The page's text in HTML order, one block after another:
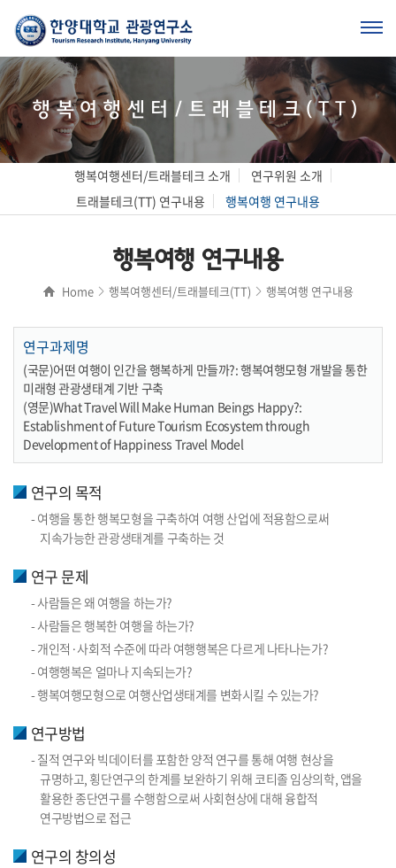
행복여행센터/트래블테크(TT)
행복여행센터/트래블테크 소개
연구위원 소개
트래블테크(TT) 연구내용
행복여행 연구내용
행복여행 연구내용
Home 행복여행센터/트래블테크(TT) 행복여행 연구내용
연구과제명
(국문)어떤 여행이 인간을 행복하게 만들까?: 행복여행모형 개발을 통한
미래형 관광생태계 기반 구축
(영문)What Travel Will Make Human Beings Happy?:
Establishment of Future Tourism Ecosystem through
Development of Happiness Travel Model
연구의 목적
- 여행을 통한 행복모형을 구축하여 여행 산업에 적용함으로써
지속가능한 관광생태계를 구축하는 것
연구 문제
- 사람들은 왜 여행을 하는가?
- 사람들은 행복한 여행을 하는가?
- 개인적·사회적 수준에 따라 여행행복은 다르게 나타나는가?
- 여행행복은 얼마나 지속되는가?
- 행복여행모형으로 여행산업생태계를 변화시킬 수 있는가?
연구방법
- 질적 연구와 빅데이터를 포함한 양적 연구를 통해 여행 현상을
규명하고, 횡단연구의 한계를 보완하기 위해 코티졸 임상의학, 앱을
활용한 종단연구를 수행함으로써 사회현상에 대해 융합적
연구방법으로 접근
연구의 창의성